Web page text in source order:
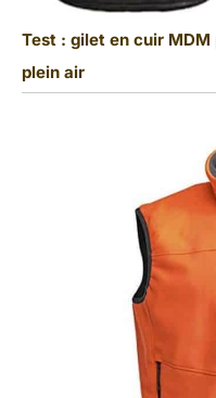
Test : gilet en cuir
plein air